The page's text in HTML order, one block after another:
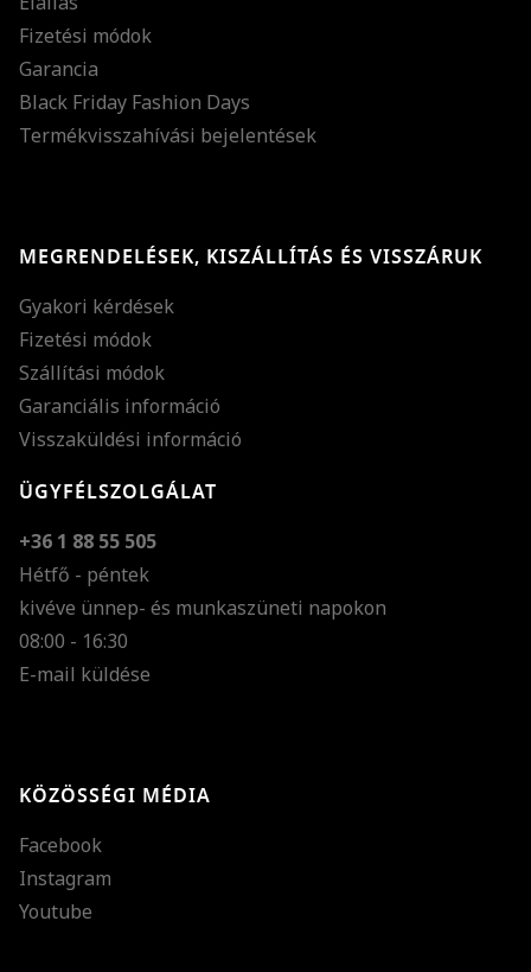
Fizetési módok
Garancia
Black Friday Fashion Days
Termékvisszahívási bejelentések
MEGRENDELÉSEK, KISZÁLLÍTÁS ÉS VISSZÁRUK
Gyakori kérdések
Fizetési módok
Szállítási módok
Garanciális információ
Visszaküldési információ
ÜGYFÉLSZOLGÁLAT
+36 1 88 55 505
Hétfő - péntek
kivéve ünnep- és munkaszüneti napokon
08:00 - 16:30
E-mail küldése
KÖZÖSSÉGI MÉDIA
Facebook
Instagram
Youtube